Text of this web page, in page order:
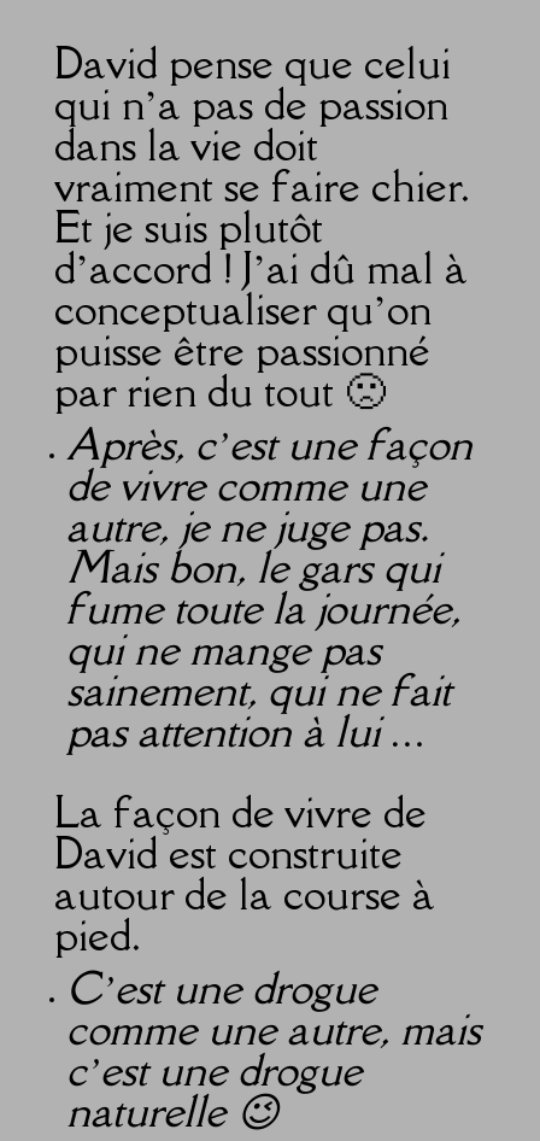
David pense que celui
qui n’a pas de passion
dans la vie doit
vraiment se faire chier.
Et je suis plutôt
d’accord ! J’ai dû mal à
conceptualiser qu’on
puisse être passionné
par rien du tout 🙁
Après, c’est une façon
de vivre comme une
autre, je ne juge pas.
Mais bon, le gars qui
fume toute la journée,
qui ne mange pas
sainement, qui ne fait
pas attention à lui …
La façon de vivre de
David est construite
autour de la course à
pied.
C’est une drogue
comme une autre, mais
c’est une drogue
naturelle 😉